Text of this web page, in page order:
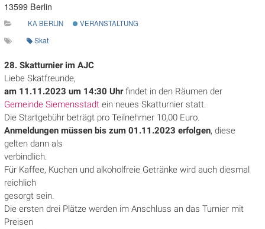
13599 Berlin
KA BERLIN VERANSTALTUNG
Skat
28. Skatturnier im AJC
Liebe Skatfreunde,
am 11.11.2023 um 14:30 Uhrfindet in den Räumen der
Gemeinde Siemensstadtein neues Skatturnier statt.
Die Startgebühr beträgt pro Teilnehmer 10,00 Euro.
Anmeldungen müssen bis zum 01.11.2023 erfolgen, diese
gelten dann als
verbindlich.
Für Kaffee, Kuchen und alkoholfreie Getränke wird auch diesmal
reichlich
gesorgt sein.
Die ersten drei Plätze werden im Anschluss an das Turnier mit
Preisen